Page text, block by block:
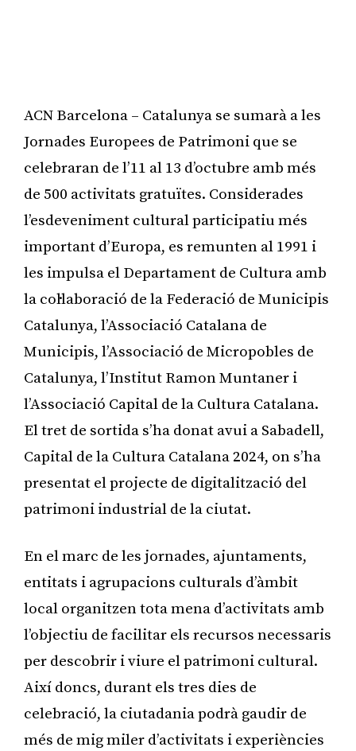
ACN Barcelona – Catalunya se sumarà a les
Jornades Europees de Patrimoni que se
celebraran de l’11 al 13 d’octubre amb més
de 500 activitats gratuïtes. Considerades
l’esdeveniment cultural participatiu més
important d’Europa, es remunten al 1991 i
les impulsa el Departament de Cultura amb
la col·laboració de la Federació de Municipis
Catalunya, l’Associació Catalana de
Municipis, l’Associació de Micropobles de
Catalunya, l’Institut Ramon Muntaner i
l’Associació Capital de la Cultura Catalana.
El tret de sortida s’ha donat avui a Sabadell,
Capital de la Cultura Catalana 2024, on s’ha
presentat el projecte de digitalització del
patrimoni industrial de la ciutat.
En el marc de les jornades, ajuntaments,
entitats i agrupacions culturals d’àmbit
local organitzen tota mena d’activitats amb
l’objectiu de facilitar els recursos necessaris
per descobrir i viure el patrimoni cultural.
Així doncs, durant els tres dies de
celebració, la ciutadania podrà gaudir de
més de mig miler d’activitats i experiències